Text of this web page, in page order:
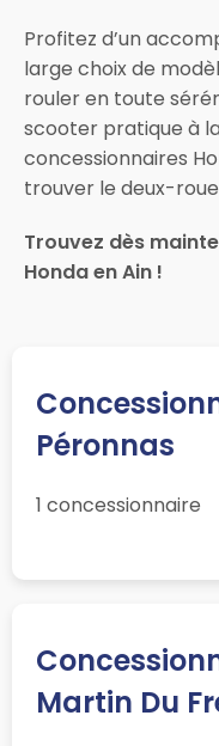
Profitez d’un
large choix de
rouler en toute
scooter pratique à
concessionnaires
trouver le deux-
Trouvez dès
Honda en Ain !
Péronnas
1 concessionnaire
Martin Du